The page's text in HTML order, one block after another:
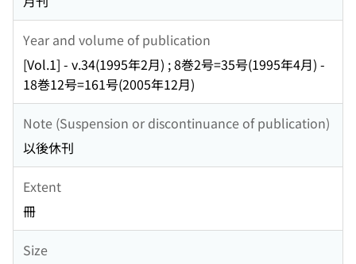
Year and volume of publication
[Vol.1] - v.34(1995年2月) ; 8巻2号=35号(1995年4月) -
18巻12号=161号(2005年12月)
Note (Suspension or discontinuance of publication)
以後休刊
Extent
冊
Size